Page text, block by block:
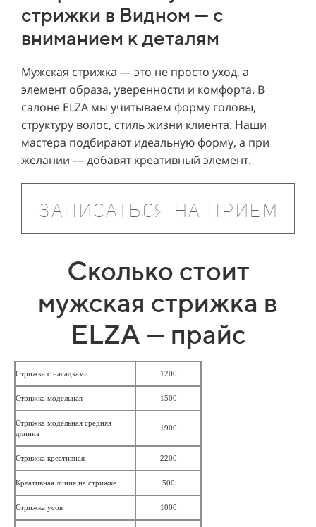
стрижки в Видном — с
вниманием к деталям
Мужская стрижка — это не просто уход, а
элемент образа, уверенности и комфорта. В
салоне ELZA мы учитываем форму головы,
структуру волос, стиль жизни клиента. Наши
мастера подбирают идеальную форму, а при
желании — добавят креативный элемент.
ЗАПИСАТЬСЯ НА ПРИЁМ
Сколько стоит
мужская стрижка в
ELZA — прайс
Стрижка с насадками 1200
Стрижка модельная 1500
Стрижка модельная средняя
длинна
1900
Стрижка креативная 2200
Креативная линия на стрижке 500
Стрижка усов 1000